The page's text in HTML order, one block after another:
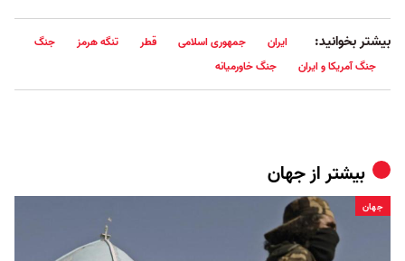
بیشتر بخوانید: ایران جمهوری اسلامی قطر تنگه هرمز
جنگ
جنگ آمریکا و ایران
جنگ خاورمیانه
بیشتر ازجهان
جهان